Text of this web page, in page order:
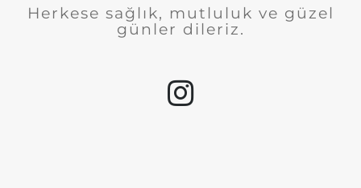
Herkese sağlık, mutluluk ve güzel
günler dileriz.